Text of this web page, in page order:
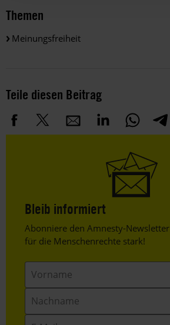
Themen
Meinungsfreiheit
Teile diesen Beitrag
Bleib informiert
Header
Text
Abonniere den Amnesty-
für die Menschenrechte stark!